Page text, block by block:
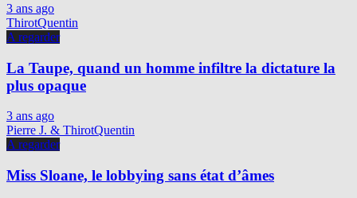
3 ans ago
ThirotQuentin
A regarder
La Taupe, quand un homme infiltre la dictature la
plus opaque
3 ans ago
Pierre J. & ThirotQuentin
A regarder
Miss Sloane, le lobbying sans état d’âmes